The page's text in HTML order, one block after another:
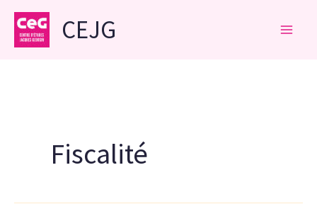
Aller
contenu
CEJG
Fiscalité